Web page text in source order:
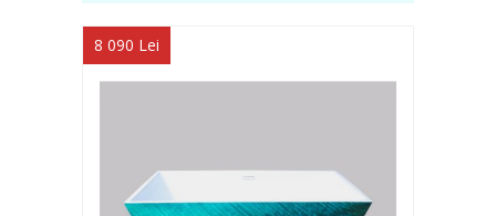
8 090 Lei